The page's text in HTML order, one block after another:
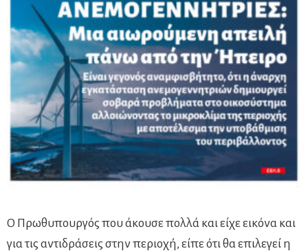
Ο Πρωθυπουργός που άκουσε πολλά και είχε εικόνα και
για τις αντιδράσεις στην περιοχή, είπε ότι θα επιλεγεί η